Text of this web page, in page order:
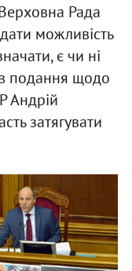
Рада
можливість
є чи ні
подання щодо
Андрій
затягувати